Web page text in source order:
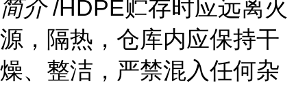
简介 /HDPE贮存时应远离火
源，隔热，仓库内应保持干
燥、整洁，严禁混入任何杂